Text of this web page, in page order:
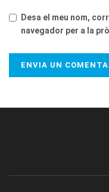
Desa el meu nom,
navegador per a la